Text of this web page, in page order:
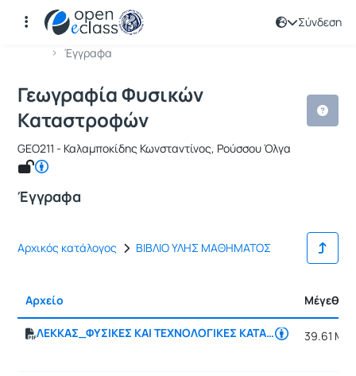
Σύνδεση
Αρχική Σελίδα
Έγγραφα
Μάθημα : Γεωγραφία Φυσικών
Κωδικός : GEO226
Γεωγραφία Φυσικών
Καταστροφών
GEO211 - Καλαμποκίδης Κωνσταντίνος, Ρούσσου Όλγα
Έγγραφα
Αρχικός κατάλογος ΒΙΒΛΙΟ ΥΛΗΣ ΜΑΘΗΜΑΤΟΣ
Αρχείο Μέγεθος
ΛΕΚΚΑΣ_ΦΥΣΙΚΕΣ ΚΑΙ ΤΕΧΝΟΛΟΓΙΚΕΣ ΚΑΤΑΣΤΡΟΦΕΣ 39.61 MB